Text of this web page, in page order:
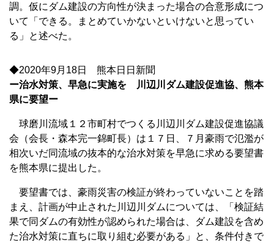
調。仮にダム建設の方向性が決まった場合の合意形成につ
いて「できる。まとめていかないといけないと思ってい
る」と述べた。
◆2020年9月18日 熊本日日新聞
ー治水対策、早急に実施を 川辺川ダム建設促進協、熊本
県に要望ー
球磨川流域１２市町村でつくる川辺川ダム建設促進協議
会（会長・森本完一錦町長）は１７日、７月豪雨で氾濫が
相次いだ同流域の抜本的な治水対策を早急に求める要望書
を熊本県に提出した。
要望書では、豪雨災害の検証が終わっていないことを踏
まえ、計画が中止された川辺川ダムについては、「検証結
果で同ダムの有効性が認められた場合は、ダム建設を含め
た治水対策に直ちに取り組む必要がある」と、条件付きで